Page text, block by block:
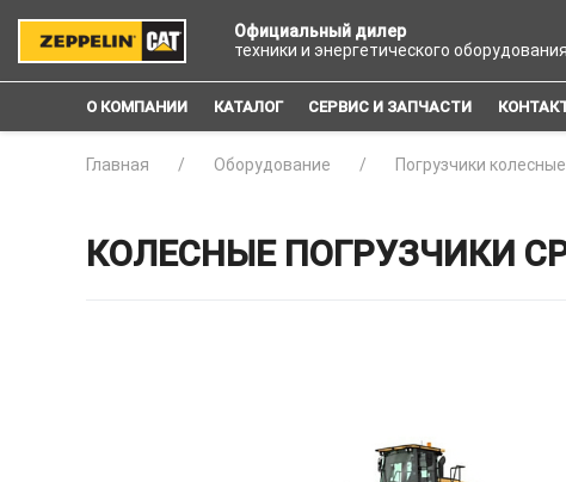
Официальный дилер
техники и энергетического
О КОМПАНИИ КАТАЛОГ СЕРВИС И ЗАПЧАСТИ
Главная Оборудование Погрузчики колесные
КОЛЕСНЫЕ ПОГРУЗЧИКИ